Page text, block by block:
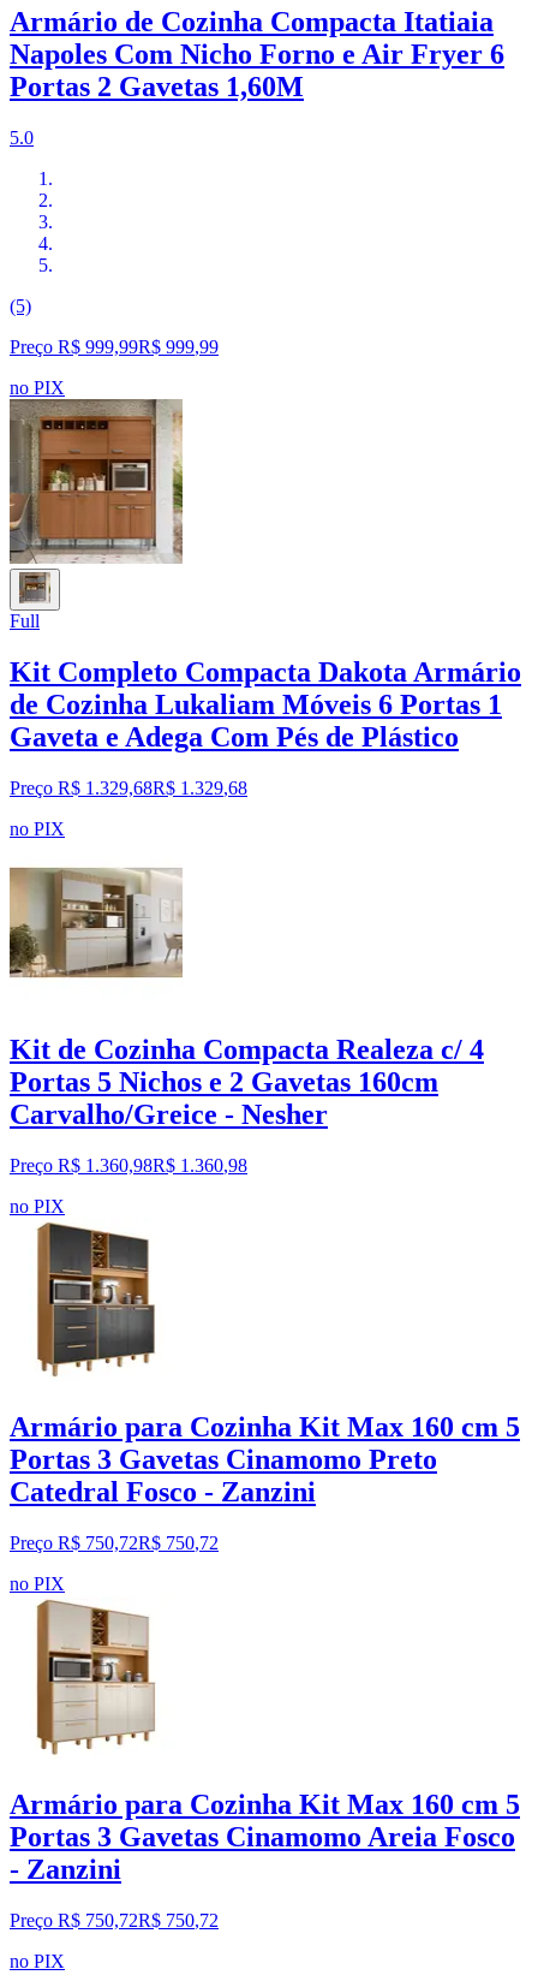
Armário de Cozinha Compacta Itatiaia
Napoles Com Nicho Forno e Air Fryer 6
Portas 2 Gavetas 1,60M
5.0
(5)
Preço R$ 999,99R$ 999,99
no PIX
Full
Kit Completo Compacta Dakota Armário
de Cozinha Lukaliam Móveis 6 Portas 1
Gaveta e Adega Com Pés de Plástico
Preço R$ 1.329,68R$ 1.329,68
no PIX
Kit de Cozinha Compacta Realeza c/ 4
Portas 5 Nichos e 2 Gavetas 160cm
Carvalho/Greice - Nesher
Preço R$ 1.360,98R$ 1.360,98
no PIX
Armário para Cozinha Kit Max 160 cm 5
Portas 3 Gavetas Cinamomo Preto
Catedral Fosco - Zanzini
Preço R$ 750,72R$ 750,72
no PIX
Armário para Cozinha Kit Max 160 cm 5
Portas 3 Gavetas Cinamomo Areia Fosco
- Zanzini
Preço R$ 750,72R$ 750,72
no PIX